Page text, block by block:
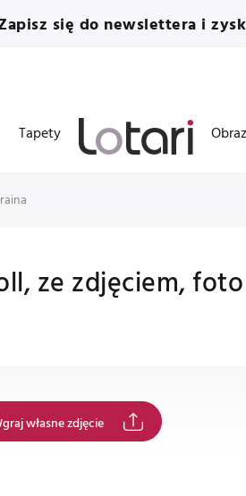
się do newslettera i
Tapety
ze zdjęciem,
własne zdjęcie